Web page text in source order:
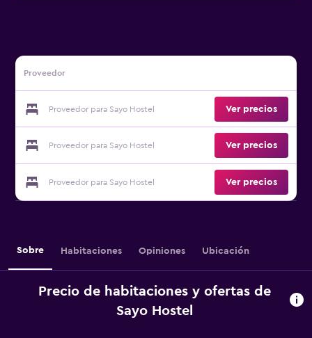
Proveedor
Proveedor para Sayo Hostel Ver precios
Proveedor para Sayo Hostel Ver precios
Proveedor para Sayo Hostel Ver precios
Sobre Habitaciones Opiniones Ubicación
Precio de habitaciones y ofertas de
Sayo Hostel